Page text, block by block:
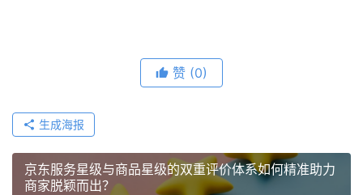
赞 (0)
生成海报
京东服务星级与商品星级的双重评价体系如何精准助力
商家脱颖而出？